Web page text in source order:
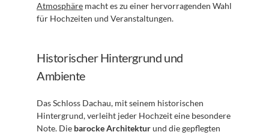
Atmosphäre macht es zu einer hervorragenden Wahl
für Hochzeiten und Veranstaltungen.
Historischer Hintergrund und
Ambiente
Das Schloss Dachau, mit seinem historischen
Hintergrund, verleiht jeder Hochzeit eine besondere
Note. Die barocke Architektur und die gepflegten